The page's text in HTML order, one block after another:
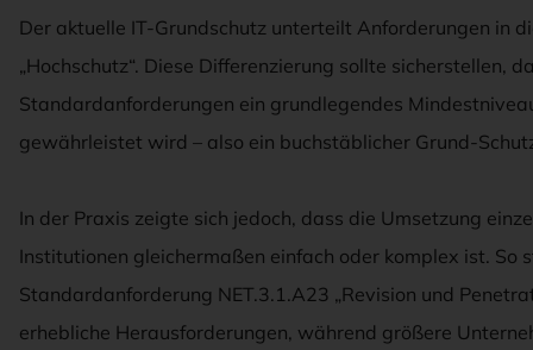
Der aktuelle IT-Grundschutz unterteilt Anforderungen in
„Hochschutz“. Diese Differenzierung sollte sicherstellen,
Standardanforderungen ein grundlegendes
gewährleistet wird – also ein buchstäblicher Grund-
In der Praxis zeigte sich jedoch, dass die Umsetzung
Institutionen gleichermaßen einfach oder komplex ist. So
Standardanforderung NET.3.1.A23 „Revision und
erhebliche Herausforderungen, während größere